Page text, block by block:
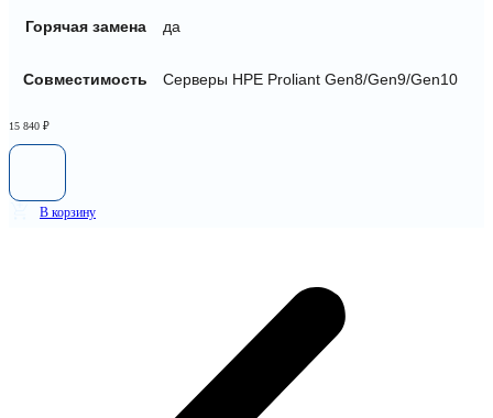
Горячая замена да
Совместимость Серверы HPE Proliant Gen8/Gen9/Gen10
15 840 ₽
В корзину